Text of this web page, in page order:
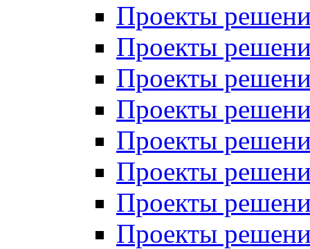
Проекты
Проекты
Проекты
Проекты
Проекты
Проекты
Проекты
Проекты